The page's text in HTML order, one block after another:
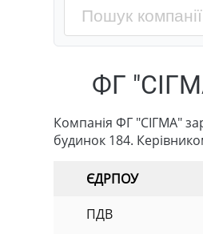
ФГ
Компанія ФГ "СІГМА"
будинок 184.
ЄДРПОУ
ПДВ